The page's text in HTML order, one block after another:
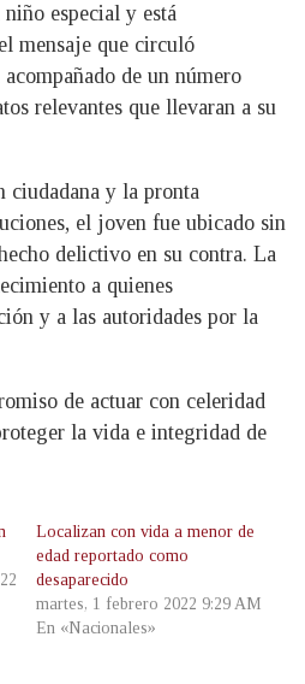
especial y está
mensaje que circuló
de un número
relevantes que llevaran a su
ciudadana y la pronta
el joven fue ubicado sin
delictivo en su contra. La
a quienes
y a las autoridades por la
de actuar con celeridad
la vida e integridad de
Localizan con vida a menor de
edad reportado como
desaparecido
martes, 1 febrero 2022 9:29 AM
En «Nacionales»